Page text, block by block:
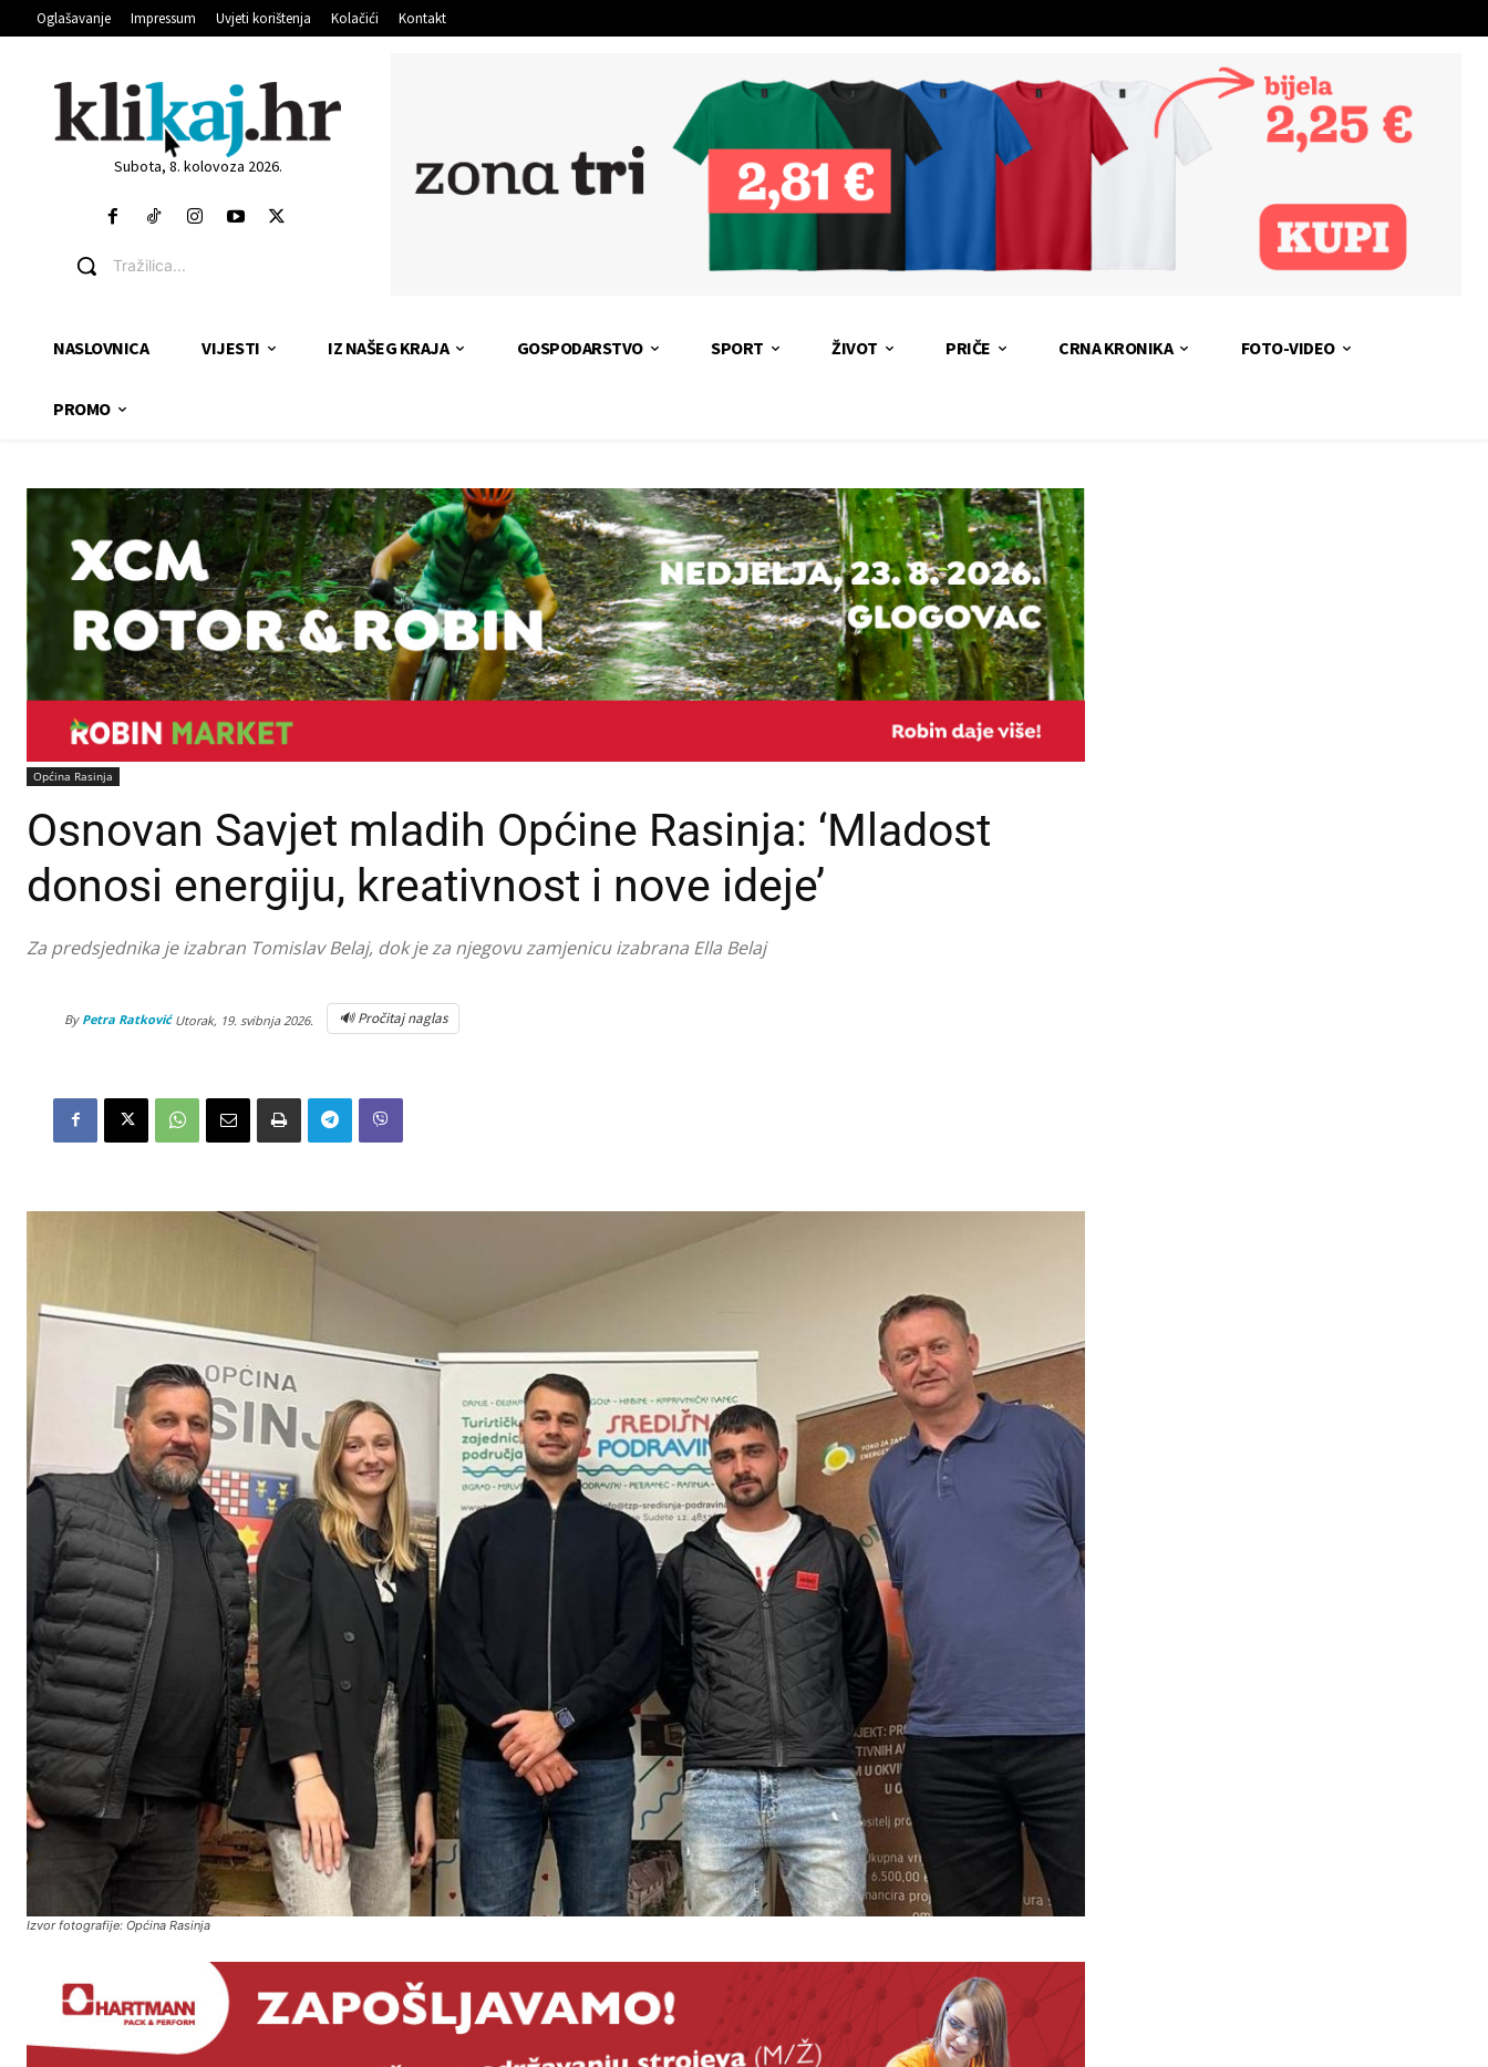
Oglašavanje Impressum Uvjeti korištenja Kolačići Kontakt
Subota, 8. kolovoza 2026.
Tražilica...
NASLOVNICA VIJESTI IZ NAŠEG KRAJA GOSPODARSTVO SPORT ŽIVOT PRIČE CRNA KRONIKA FOTO-VIDEO
PROMO
Općina Rasinja
Osnovan Savjet mladih Općine Rasinja: ‘Mladost
donosi energiju, kreativnost i nove ideje’
Za predsjednika je izabran Tomislav Belaj, dok je za njegovu zamjenicu izabrana Ella Belaj
By Petra Ratković Utorak, 19. svibnja 2026. 🔊 Pročitaj naglas
Izvor fotografije: Općina Rasinja